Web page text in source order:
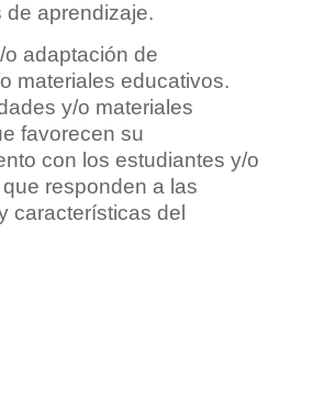
de aprendizaje.
adaptación de
materiales educativos.
y/o materiales
favorecen su
con los estudiantes y/o
responden a las
características del